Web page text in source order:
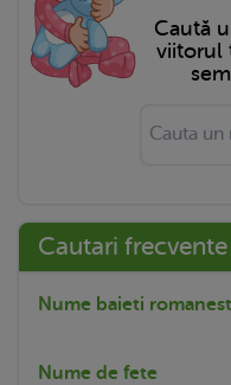
Caută
viitorul
Cautari frecvente
Nume baieti
Nume de fete